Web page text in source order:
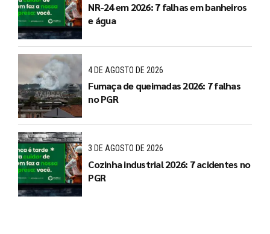
NR-24 em 2026: 7 falhas em banheiros
e água
4 DE AGOSTO DE 2026
Fumaça de queimadas 2026: 7 falhas
no PGR
3 DE AGOSTO DE 2026
Cozinha industrial 2026: 7 acidentes no
PGR